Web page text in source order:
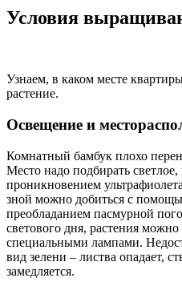
Условия
Узнаем, в каком месте
растение.
Освещение и
Комнатный бамбук плохо
Место надо подбирать
проникновением
зной можно добиться с
преобладанием пасмурной
светового дня, растения
специальными лампами.
вид зелени – листва опадает,
замедляется.